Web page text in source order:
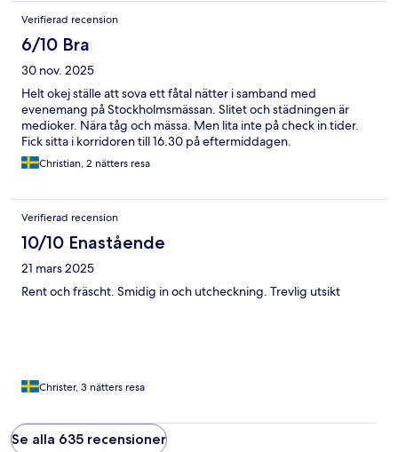
Verifierad recension
6/10 Bra
30 nov. 2025
Helt okej ställe att sova ett fåtal nätter i samband med
evenemang på Stockholmsmässan. Slitet och städningen är
medioker. Nära tåg och mässa. Men lita inte på check in tider.
Fick sitta i korridoren till 16.30 på eftermiddagen.
Christian, 2 nätters resa
Verifierad recension
10/10 Enastående
21 mars 2025
Rent och fräscht. Smidig in och utcheckning. Trevlig utsikt
Christer, 3 nätters resa
Se alla 635 recensioner